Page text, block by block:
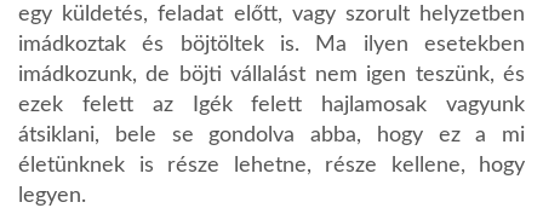
egy küldetés, feladat előtt, vagy szorult helyzetben
imádkoztak és böjtöltek is. Ma ilyen esetekben
imádkozunk, de böjti vállalást nem igen teszünk, és
ezek felett az Igék felett hajlamosak vagyunk
átsiklani, bele se gondolva abba, hogy ez a mi
életünknek is része lehetne, része kellene, hogy
legyen.